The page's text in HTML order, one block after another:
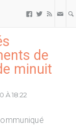
  
de
minuit
À 18:22